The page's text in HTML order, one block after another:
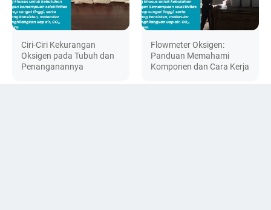
Ciri-Ciri Kekurangan
Oksigen pada Tubuh dan
Penanganannya
Flowmeter Oksigen:
Panduan Memahami
Komponen dan Cara Kerja